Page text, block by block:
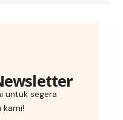
untuk segera